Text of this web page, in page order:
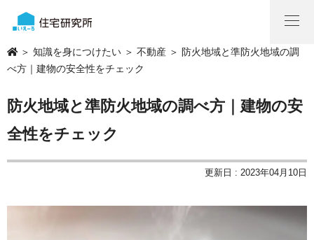
＞ 知識を身につけたい ＞ 不動産 ＞ 防火地域と準防火地域の調
べ方｜建物の安全性をチェック
防火地域と準防火地域の調べ方｜建物の安
全性をチェック
更新日 : 2023年04月10日